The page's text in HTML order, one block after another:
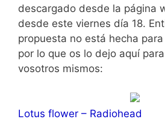
descargado desde la página
desde este viernes día 18.
propuesta no está hecha
por lo que os lo dejo aquí
vosotros mismos:
Lotus flower – Radiohead